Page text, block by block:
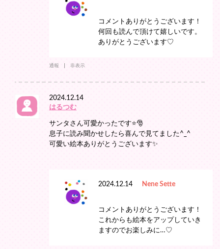
コメントありがとうございます！
何回も読んで頂けて嬉しいです。
ありがとうございます♡
通報 非表示
2024.12.14
はるつむ
サンタさん可愛かったです⭐️🎅
息子に読み聞かせしたら喜んで見てました^_^
可愛い絵本ありがとうございます✨
2024.12.14 Nene Sette
コメントありがとうございます！
これからも絵本をアップしていき
ますのでお楽しみに…♡